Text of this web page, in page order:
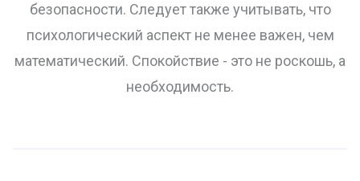
безопасности. Следует также учитывать, что
психологический аспект не менее важен, чем
математический. Спокойствие - это не роскошь, а
необходимость.